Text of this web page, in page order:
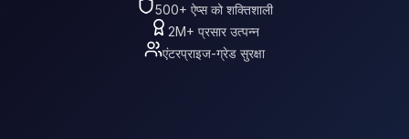
500+ ऐप्स को शक्तिशाली
2M+ प्रसार उत्पन्न
एंटरप्राइज-ग्रेड सुरक्षा